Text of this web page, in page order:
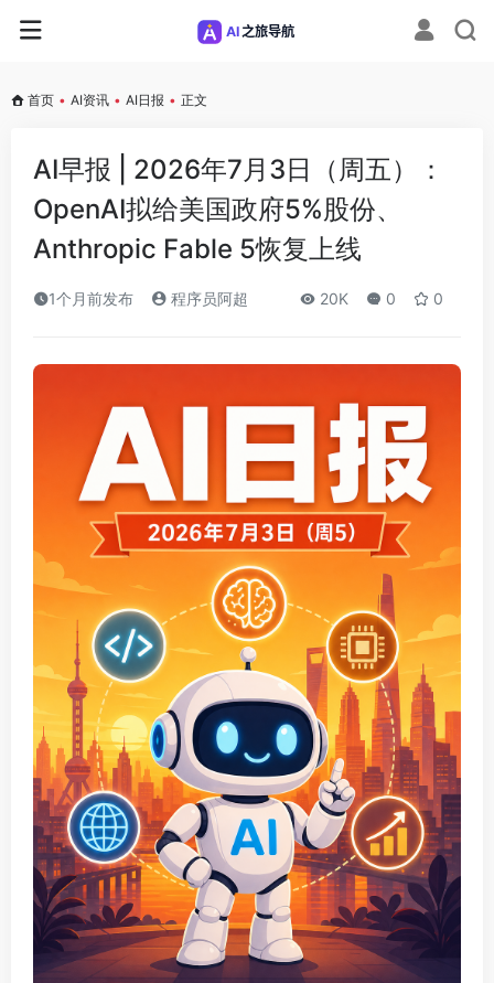
首页 • AI资讯 • AI日报 • 正文
AI早报 | 2026年7月3日（周五）：
OpenAI拟给美国政府5%股份、
Anthropic Fable 5恢复上线
1个月前发布 程序员阿超 20K 0 0